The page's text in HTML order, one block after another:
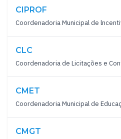
CIPROF
Coordenadoria Municipal de
CLC
Coordenadoria de Licitações e
CMET
Coordenadoria Municipal de
CMGT